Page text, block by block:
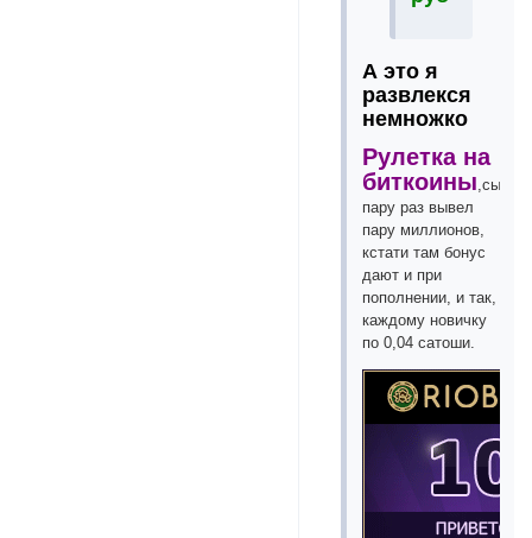
А это я
развлекся
немножко
Рулетка на
биткоины
пару раз вывел
пару миллионов,
кстати там бонус
дают и при
пополнении, и так,
каждому новичку
по 0,04 сатоши.